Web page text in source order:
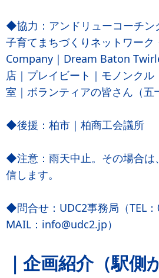
◆協力：アンドリューコーチン
子育てまちづくりネットワーク
Company｜Dream Baton
店｜プレイビート｜モノンクル
室｜ボランティアの皆さん（五
◆後援：柏市｜柏商工会議所
◆注意：雨天中止。その場合は
信します。
◆問合せ：UDC2事務局（TEL
MAIL：info@udc2.jp）
｜企画紹介（駅側